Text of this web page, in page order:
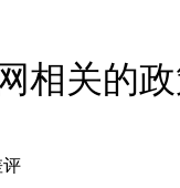
相关的
评